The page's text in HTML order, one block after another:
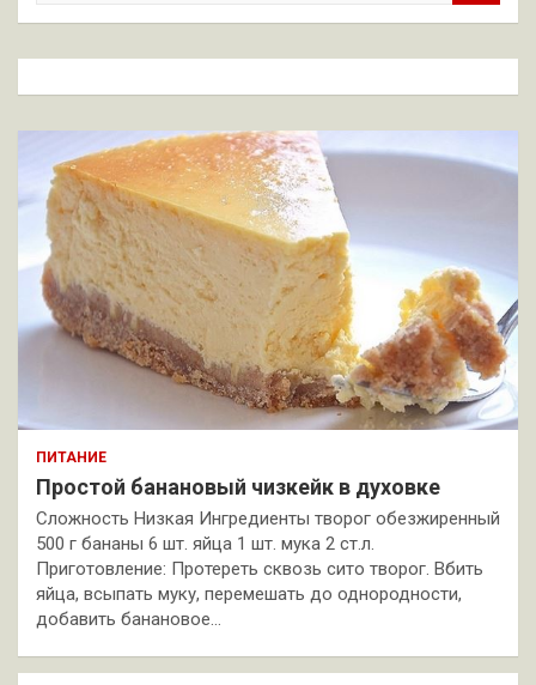
к
ПИТАНИЕ
Простой банановый чизкейк в духовке
Сложность Низкая Ингредиенты творог обезжиренный
500 г бананы 6 шт. яйца 1 шт. мука 2 ст.л.
Приготовление: Протереть сквозь сито творог. Вбить
яйца, всыпать муку, перемешать до однородности,
добавить банановое…